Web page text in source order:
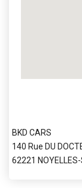
BKD CARS
140 Rue DU
62221